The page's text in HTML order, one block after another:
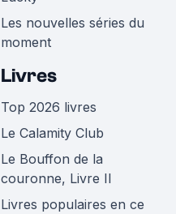
Les nouvelles séries du
moment
Livres
Top 2026 livres
Le Calamity Club
Le Bouffon de la
couronne, Livre II
Livres populaires en ce